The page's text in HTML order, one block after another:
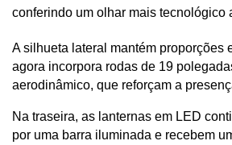
conferindo um olhar mais tecnológico
A silhueta lateral mantém proporções
agora incorpora rodas de 19
aerodinâmico, que reforçam a
Na traseira, as lanternas em LED
por uma barra iluminada e recebem